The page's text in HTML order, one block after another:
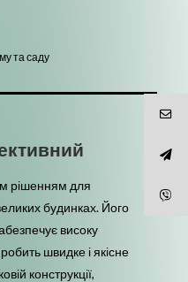
та саду
рішенням для
будинках. Його
високу
швидке і якісне
конструкції,